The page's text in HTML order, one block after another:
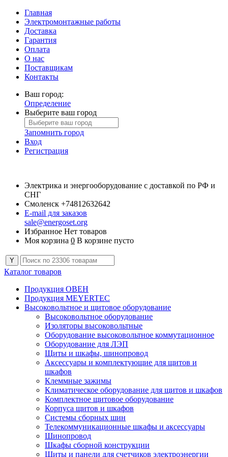
Главная
Электромонтажные работы
Доставка
Гарантия
Оплата
О нас
Поставщикам
Контакты
Ваш город:
Определение
Выберите ваш город
Запомнить город
Вход
Регистрация
Электрика и энергооборудование с доставкой по РФ и
СНГ
Смоленск +74812632642
E-mail для заказов
sale@energoset.org
Избранное Нет товаров
Моя корзина 0 В корзине пусто
Каталог товаров
Продукция ОВЕН
Продукция MEYERTEC
Высоковольтное и щитовое оборудование
Высоковольтное оборудование
Изоляторы высоковольтные
Оборудование высоковольтное коммутационное
Оборудование для ЛЭП
Щиты и шкафы, шинопровод
Аксессуары и комплектующие для щитов и
шкафов
Клеммные зажимы
Климатическое оборудование для щитов и шкафов
Комплектное щитовое оборудование
Корпуса щитов и шкафов
Системы сборных шин
Телекоммуникационные шкафы и аксессуары
Шинопровод
Шкафы сборной конструкции
Щиты и панели для счетчиков электроэнергии